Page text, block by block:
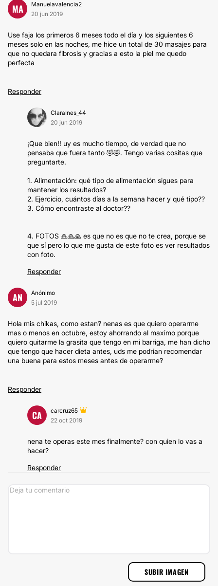
MA
Manuelavalencia2
20 jun 2019
Use faja los primeros 6 meses todo el día y los siguientes 6
meses solo en las noches, me hice un total de 30 masajes para
que no quedara fibrosis y gracias a esto la piel me quedo
perfecta
Responder
ClaraInes_44
20 jun 2019
¡Que bien!! uy es mucho tiempo, de verdad que no
pensaba que fuera tanto 🤣🤣. Tengo varias cositas que
preguntarte.
1. Alimentación: qué tipo de alimentación sigues para
mantener los resultados?
2. Ejercicio, cuántos días a la semana hacer y qué tipo??
3. Cómo encontraste al doctor??
4. FOTOS 🙏🙏🙏 es que no es que no te crea, porque se
que sí pero lo que me gusta de este foto es ver resultados
con foto.
Responder
AN
Anónimo
5 jul 2019
Hola mis chikas, como estan? nenas es que quiero operarme
mas o menos en octubre, estoy ahorrando al maximo porque
quiero quitarme la grasita que tengo en mi barriga, me han dicho
que tengo que hacer dieta antes, uds me podrian recomendar
una buena para estos meses antes de operarme?
Responder
CA
carcruz65
22 oct 2019
nena te operas este mes finalmente? con quien lo vas a
hacer?
Responder
SUBIR IMAGEN